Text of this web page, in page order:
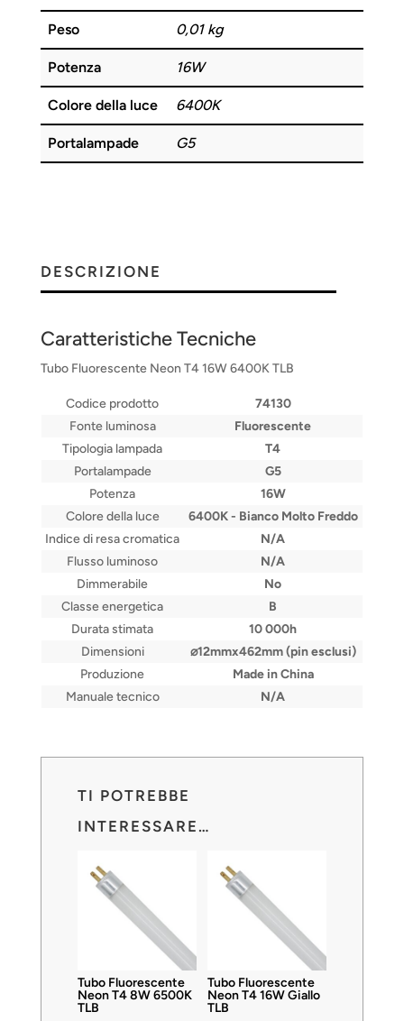
Peso 0,01 kg
Potenza 16W
Colore della luce 6400K
Portalampade G5
DESCRIZIONE
Caratteristiche Tecniche
Tubo Fluorescente Neon T4 16W 6400K TLB
Codice prodotto
74130
Fonte luminosa
Fluorescente
Tipologia lampada
T4
Portalampade
G5
Potenza
16W
Colore della luce
6400K - Bianco Molto Freddo
Indice di resa cromatica
N/A
Flusso luminoso
N/A
Dimmerabile
No
Classe energetica
B
Durata stimata
10 000h
Dimensioni
⌀12mmx462mm (pin esclusi)
Produzione
Made in China
Manuale tecnico
N/A
TI POTREBBE
INTERESSARE…
Tubo Fluorescente
Neon T4 8W 6500K
TLB
Tubo Fluorescente
Neon T4 16W Giallo
TLB